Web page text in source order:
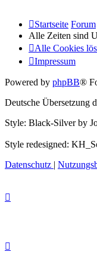
Startseite Forum
Alle Zeiten sind
Alle Cookies
Impressum
Powered by phpBB®
Deutsche Übersetzung
Style: Black-Silver by
Style redesigned:
Datenschutz |